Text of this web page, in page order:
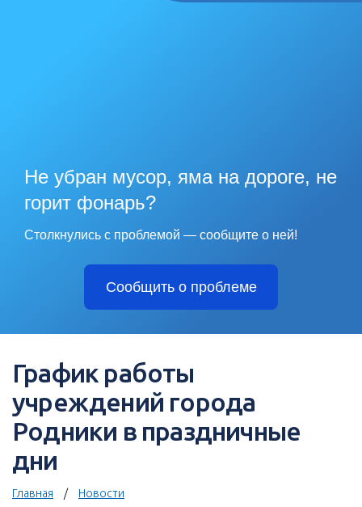
Не убран мусор, яма на дороге, не
горит фонарь?
Столкнулись с проблемой — сообщите о ней!
Сообщить о проблеме
График работы
учреждений города
Родники в праздничные
дни
Главная Новости